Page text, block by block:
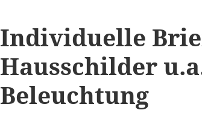
Individuelle
Hausschilder
Beleuchtung